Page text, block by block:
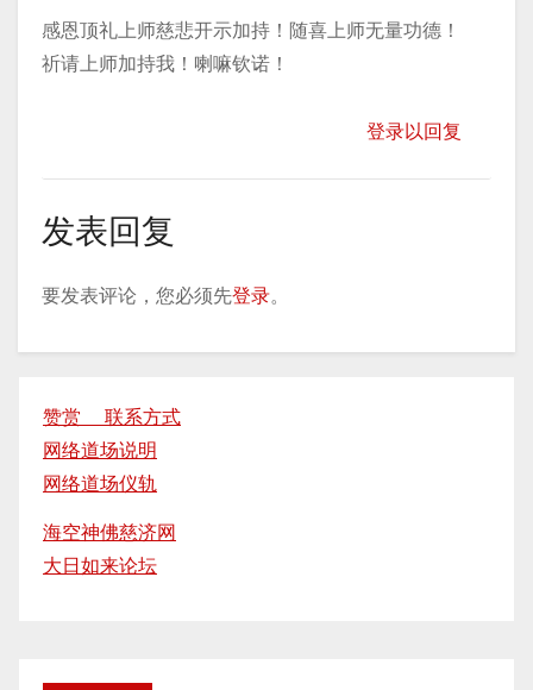
感恩顶礼上师慈悲开示加持！随喜上师无量功德！
祈请上师加持我！喇嘛钦诺！
登录以回复
发表回复
要发表评论，您必须先登录。
赞赏 联系方式
网络道场说明
网络道场仪轨
海空神佛慈济网
大日如来论坛